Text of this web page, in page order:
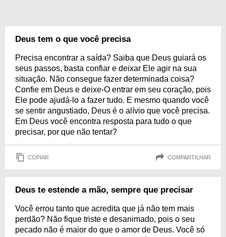
Deus tem o que você precisa
Precisa encontrar a saída? Saiba que Deus guiará os
seus passos, basta confiar e deixar Ele agir na sua
situação. Não consegue fazer determinada coisa?
Confie em Deus e deixe-O entrar em seu coração, pois
Ele pode ajudá-lo a fazer tudo. E mesmo quando você
se sentir angustiado, Deus é o alívio que você precisa.
Em Deus você encontra resposta para tudo o que
precisar, por que não tentar?
COPIAR COMPARTILHAR
Deus te estende a mão, sempre que precisar
Você errou tanto que acredita que já não tem mais
perdão? Não fique triste e desanimado, pois o seu
pecado não é maior do que o amor de Deus. Você só